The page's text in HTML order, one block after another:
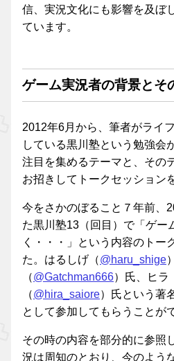
信、実況文化にも影響を及ぼ
ています。
ゲーム実況者の背景とそ
2012年6月から、筆者がライ
している黒川塾という勉強会
注目を集めるテーマと、その
お招きしてトークセッション
今をさかのぼること７年前、
た黒川塾13（回目）で「ゲー
く・・・」という内容のトー
た。はるしげ（@haru_shige
（@Gatchman666）氏、ヒラ
（@hira_saiore）氏という著
として参加してもらうことが
その時の内容を部分的に参照
況は周知のとおり、今のよう